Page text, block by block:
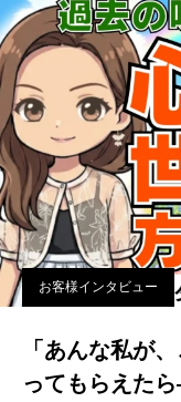
お客様インタビュー
「あんな私が
ってもらえた